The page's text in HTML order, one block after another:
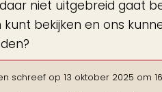
niet uitgebreid gaat
bekijken en ons
schreef op 13 oktober 2025 om